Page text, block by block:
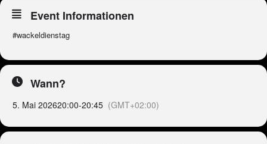
Event Informationen
#wackeldienstag
Wann?
5. Mai 202620:00-20:45 (GMT+02:00)